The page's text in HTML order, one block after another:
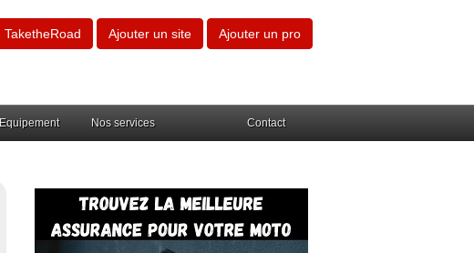
TaketheRoad Ajouter un site Ajouter un pro
Equipement Nos services Contact